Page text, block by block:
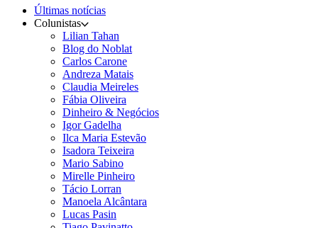
Últimas notícias
Colunistas
Lilian Tahan
Blog do Noblat
Carlos Carone
Andreza Matais
Claudia Meireles
Fábia Oliveira
Dinheiro & Negócios
Igor Gadelha
Ilca Maria Estevão
Isadora Teixeira
Mario Sabino
Mirelle Pinheiro
Tácio Lorran
Manoela Alcântara
Lucas Pasin